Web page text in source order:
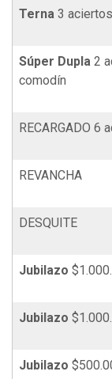
Terna 3 aciertos
Súper Dupla 2
comodín
RECARGADO 6
REVANCHA
DESQUITE
Jubilazo
Jubilazo
Jubilazo